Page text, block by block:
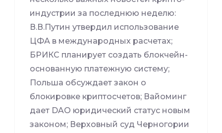
индустрии за последнюю неделю:
В.В.Путин утвердил использование
ЦФА в международных расчетах;
БРИКС планирует создать блокчейн-
основанную платежную систему;
Польша обсуждает закон о
блокировке криптосчетов; Вайоминг
дает DAO юридический статус новым
законом; Верховный суд Черногории